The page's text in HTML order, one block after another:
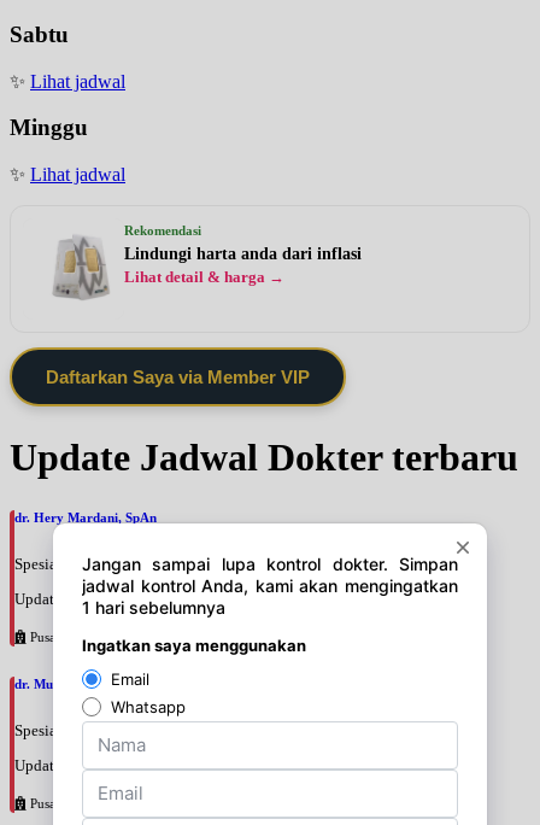
Sabtu
✨ Lihat jadwal
Minggu
✨ Lihat jadwal
Rekomendasi
Lindungi harta anda dari inflasi
Lihat detail & harga →
Daftarkan Saya via Member VIP
Update Jadwal Dokter terbaru
dr. Hery Mardani, SpAn
Spesialis: Anestesi
Update terakhir: 2026-08-06 11:17:24
Pusat Pertamina
dr. Muslim Tadjuddin Chalid, SpAn
Spesialis: Anestesi
Update terakhir: 2026-08-06 11:14:34
Pusat Pertamina